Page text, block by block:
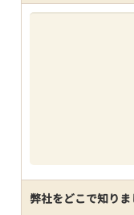
弊社をどこで知り